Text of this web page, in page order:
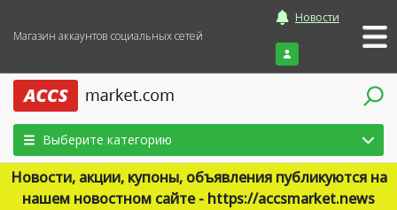
Магазин аккаунтов социальных сетей
Новости
Войти
Выберите категорию
Новости, акции, купоны, объявления публикуются на
нашем новостном сайте - https://accsmarket.news